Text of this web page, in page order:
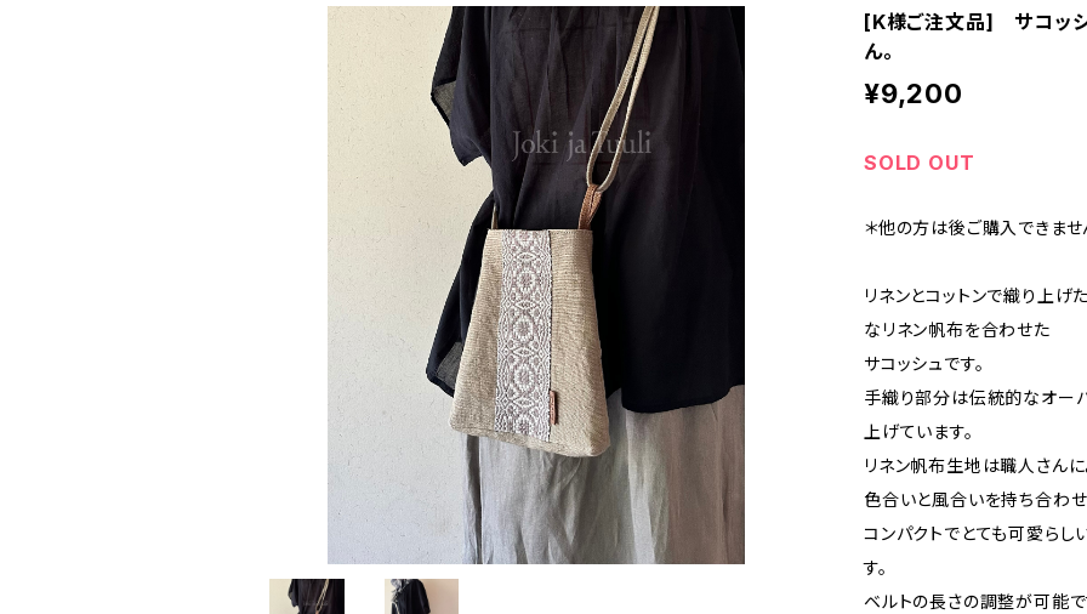
[K様ご注文品] サコッシ
ん。
¥9,200
SOLD OUT
＊他の方は後ご購入できませ
リネンとコットンで織り上げ
なリネン帆布を合わせた
サコッシュです。
手織り部分は伝統的なオー
上げています。
リネン帆布生地は職人さん
色合いと風合いを持ち合わせ
コンパクトでとても可愛らし
す。
ベルトの長さの調整が可能で